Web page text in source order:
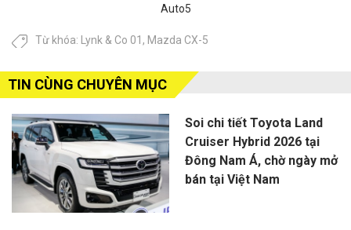
Auto5
Từ khóa: Lynk & Co 01 , Mazda CX-5
TIN CÙNG CHUYÊN MỤC
Soi chi tiết Toyota Land
Cruiser Hybrid 2026 tại
Đông Nam Á, chờ ngày mở
bán tại Việt Nam